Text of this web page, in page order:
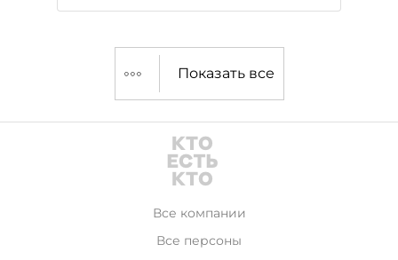
Показать все
Все компании
Все персоны